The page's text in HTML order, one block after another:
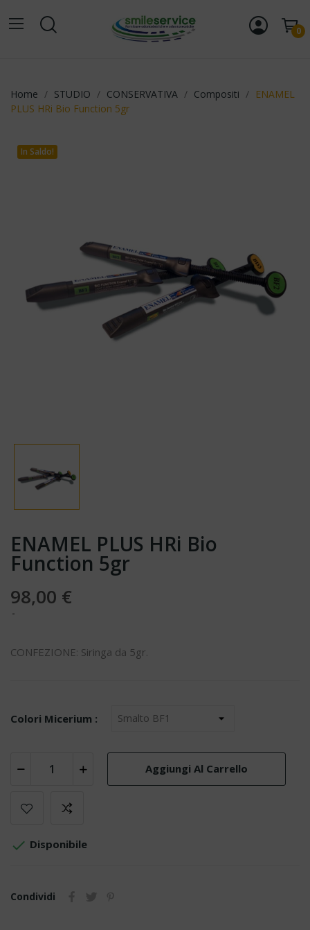
0
Home STUDIO CONSERVATIVA Compositi
ENAMEL
PLUS HRi Bio Function 5gr
In Saldo!
ENAMEL PLUS HRi Bio
Function 5gr
98,00 €
CONFEZIONE: Siringa da 5gr.
Colori Micerium :
Aggiungi Al Carrello
 Disponibile
Condividi